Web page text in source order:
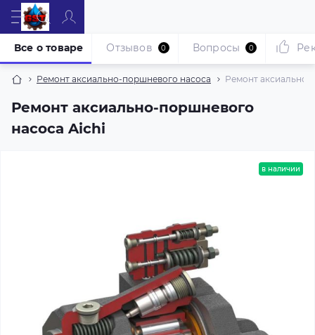
Ремонт аксиально-поршневого насоса Ремонт аксиально-
Ремонт аксиально-поршневого
насоса Aichi
Все о товаре Отзывов 0 Вопросы 0
в наличии